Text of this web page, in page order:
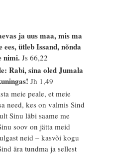
ja uus maa, mis ma
ütleb Issand, nõnda
nimi.Js 66,22
Rabi, sina oled Jumala
Jh 1,49
meie peale, et meie
need, kes on valmis Sind
Sinu läbi saame me
soov on jätta meid
neid – kasvõi kogu
ära tundma ja sellest